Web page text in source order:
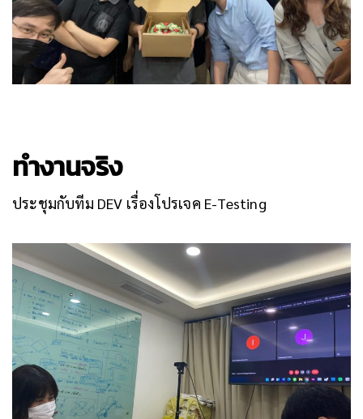
ทำงานจริง
ประชุมกับทีม DEV เรื่องโปรเจค E-Testing